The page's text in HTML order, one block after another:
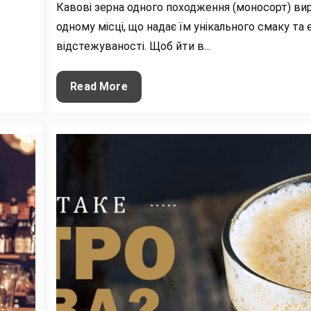
Кавові зерна одного походження (моносорт)
одному місці, що надає їм унікального смаку та
відстежуваності. Щоб йти в…
Що
таке
Coffee)?
Read More